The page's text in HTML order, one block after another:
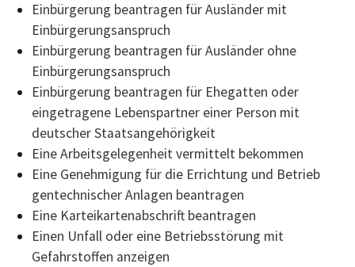
Einbürgerung beantragen für Ausländer mit
Einbürgerungsanspruch
Einbürgerung beantragen für Ausländer ohne
Einbürgerungsanspruch
Einbürgerung beantragen für Ehegatten oder
eingetragene Lebenspartner einer Person mit
deutscher Staatsangehörigkeit
Eine Arbeitsgelegenheit vermittelt bekommen
Eine Genehmigung für die Errichtung und Betrieb
gentechnischer Anlagen beantragen
Eine Karteikartenabschrift beantragen
Einen Unfall oder eine Betriebsstörung mit
Gefahrstoffen anzeigen